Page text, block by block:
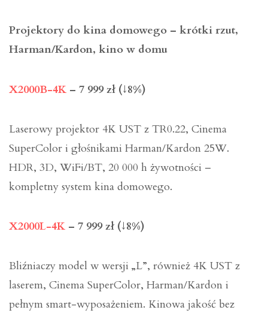
Projektory do kina domowego – krótki rzut,
Harman/Kardon, kino w domu
X2000B-4K – 7 999 zł (↓8%)
Laserowy projektor 4K UST z TR0.22, Cinema
SuperColor i głośnikami Harman/Kardon 25W.
HDR, 3D, WiFi/BT, 20 000 h żywotności –
kompletny system kina domowego.
X2000L-4K – 7 999 zł (↓8%)
Bliźniaczy model w wersji „L”, również 4K UST z
laserem, Cinema SuperColor, Harman/Kardon i
pełnym smart-wyposażeniem. Kinowa jakość bez